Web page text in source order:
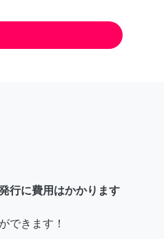
行に費用はかかります
できます！